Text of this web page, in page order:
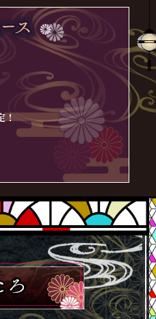
！
CM公開！
！
！